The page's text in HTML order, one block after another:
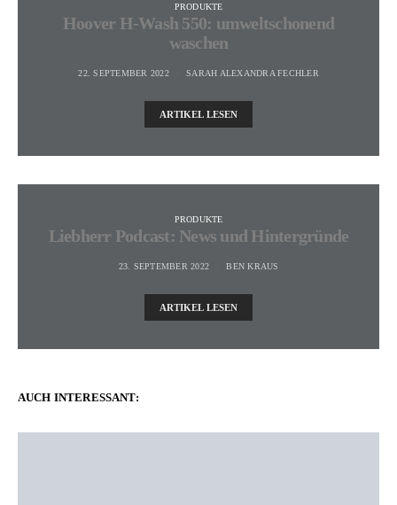
PRODUKTE
Hoover H-Wash 550: umweltschonend
waschen
22. SEPTEMBER 2022 SARAH ALEXANDRA FECHLER
ARTIKEL LESEN
PRODUKTE
Liebherr Podcast: News und Hintergründe
23. SEPTEMBER 2022 BEN KRAUS
ARTIKEL LESEN
AUCH INTERESSANT: